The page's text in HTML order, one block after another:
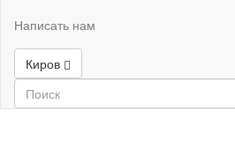
Написать нам
Киров